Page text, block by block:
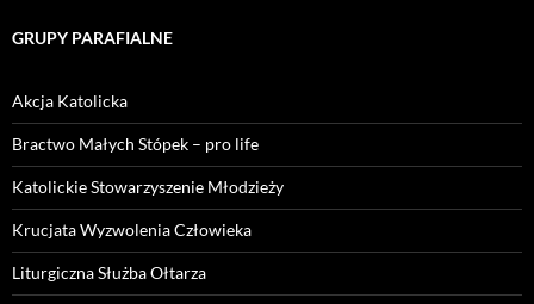
GRUPY PARAFIALNE
Akcja Katolicka
Bractwo Małych Stópek – pro life
Katolickie Stowarzyszenie Młodzieży
Krucjata Wyzwolenia Człowieka
Liturgiczna Służba Ołtarza